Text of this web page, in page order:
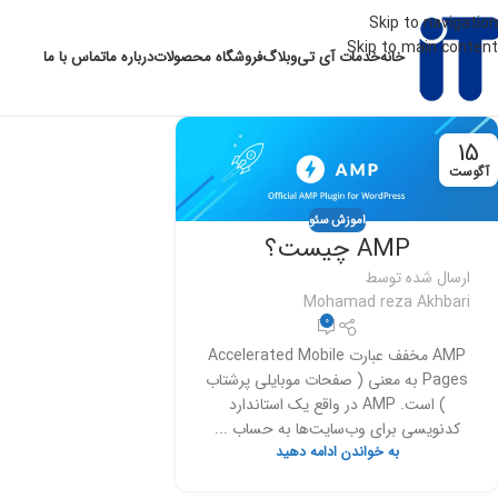
Skip to navigation
Skip to main content
خانهخدمات آی تیوبلاگفروشگاه محصولاتدرباره ماتماس با ما
15
آگوست
اموزش سئو
AMP چیست؟
ارسال شده توسط
Mohamad reza Akhbari
0
AMP مخفف عبارت Accelerated Mobile
Pages به معنی ( صفحات موبایلی پرشتاب
) است. AMP در واقع یک استاندارد
کدنویسی برای وب‌سایت‌ها به حساب ...
به خواندن ادامه دهید